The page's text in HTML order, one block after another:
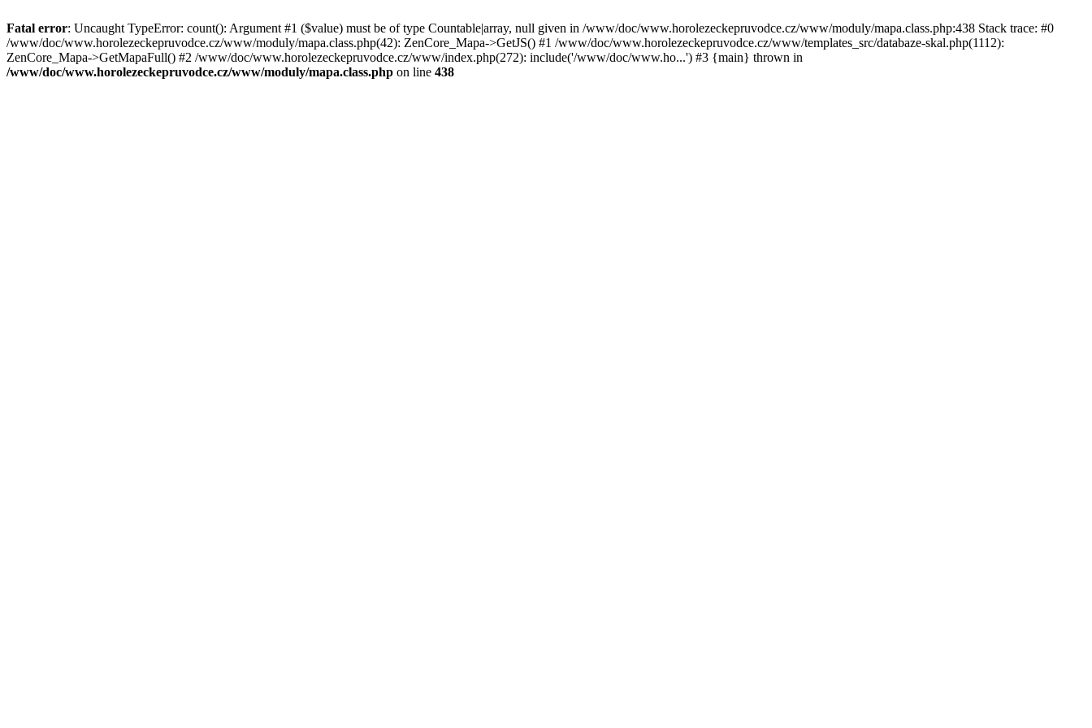
Fatal error: Uncaught TypeError: count(): Argument #1 ($value) must be of type Countable|array, null given in /www/doc/www.horolezeckepruvodce.cz/www/moduly/mapa.class.php:438 Stack trace: #0
/www/doc/www.horolezeckepruvodce.cz/www/moduly/mapa.class.php(42): ZenCore_Mapa->GetJS() #1 /www/doc/www.horolezeckepruvodce.cz/www/templates_src/databaze-skal.php(1112):
ZenCore_Mapa->GetMapaFull() #2 /www/doc/www.horolezeckepruvodce.cz/www/index.php(272): include('/www/doc/www.ho...') #3 {main} thrown in
/www/doc/www.horolezeckepruvodce.cz/www/moduly/mapa.class.php on line 438